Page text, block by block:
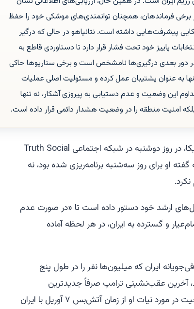
برخی فرماندهان، همچنان توانمندی‌های موشکی خود را حفظ
پیشرفت‌هایی داشته است. نتانیاهو در حالی که درگیر
پاییز خود تحت فشار قرار دارد تا دستاوردی قاطع به
دور بعدی درگیری‌ها نامشخص است و برخی سناریوها حاکی
به عنوان پشتیبان عمل کرده و مسئولیت اصلی عملیات
این وضعیت و عدم دستیابی به پیروزی آشکار، نه تنها
امنیت منطقه را در وضعیت هشدار دائمی قرار داده است.
— اعلام دونالد ترامپ، رئیس‌جمهور آمریکا، در روز دوشنبه در شبکه اجتماعی Truth Social
گفته او برای روز سه‌شنبه برنامه‌ریزی شده بود، نه
ارشد خود دستور داده است تا «در صورت عدم
و گسترده به ایران، در هر لحظه آماده
ایران که میلیون‌ها نفر را در طول پنج
آخرین عقب‌نشینی ترامپ صرفاً جدیدترین
پیچ‌وخم در یک چرخ و فلک مداوم از عدم قطعیت در مورد نیات او از زمان آتش‌بس ۷ آوریل با ایران